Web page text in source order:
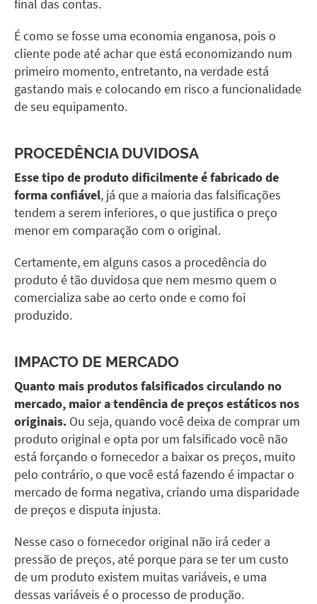
final das contas.
É como se fosse uma economia enganosa, pois o
cliente pode até achar que está economizando num
primeiro momento, entretanto, na verdade está
gastando mais e colocando em risco a funcionalidade
de seu equipamento.
PROCEDÊNCIA DUVIDOSA
Esse tipo de produto dificilmente é fabricado de
forma confiável, já que a maioria das falsificações
tendem a serem inferiores, o que justifica o preço
menor em comparação com o original.
Certamente, em alguns casos a procedência do
produto é tão duvidosa que nem mesmo quem o
comercializa sabe ao certo onde e como foi
produzido.
IMPACTO DE MERCADO
Quanto mais produtos falsificados circulando no
mercado, maior a tendência de preços estáticos nos
originais. Ou seja, quando você deixa de comprar um
produto original e opta por um falsificado você não
está forçando o fornecedor a baixar os preços, muito
pelo contrário, o que você está fazendo é impactar o
mercado de forma negativa, criando uma disparidade
de preços e disputa injusta.
Nesse caso o fornecedor original não irá ceder a
pressão de preços, até porque para se ter um custo
de um produto existem muitas variáveis, e uma
dessas variáveis é o processo de produção.